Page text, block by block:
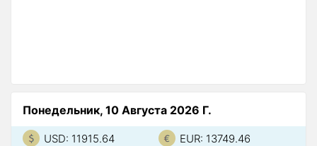
Понедельник, 10 Августа 2026 Г.
USD: 11915.64 EUR: 13749.46